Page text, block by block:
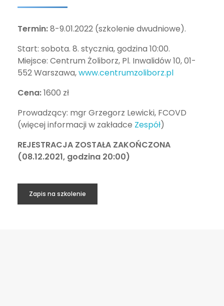
Termin:8-9.01.2022 (szkolenie dwudniowe).
Start: sobota. 8. stycznia, godzina 10:00.
Miejsce: Centrum Żoliborz, Pl. Inwalidów 10, 01-
552 Warszawa,www.centrumzoliborz.pl
Cena:1600 zł
Prowadzący: mgr Grzegorz Lewicki, FCOVD
(więcej informacji w zakładce Zespół)
REJESTRACJA ZOSTAŁA ZAKOŃCZONA
(08.12.2021, godzina 20:00)
Zapis na szkolenie